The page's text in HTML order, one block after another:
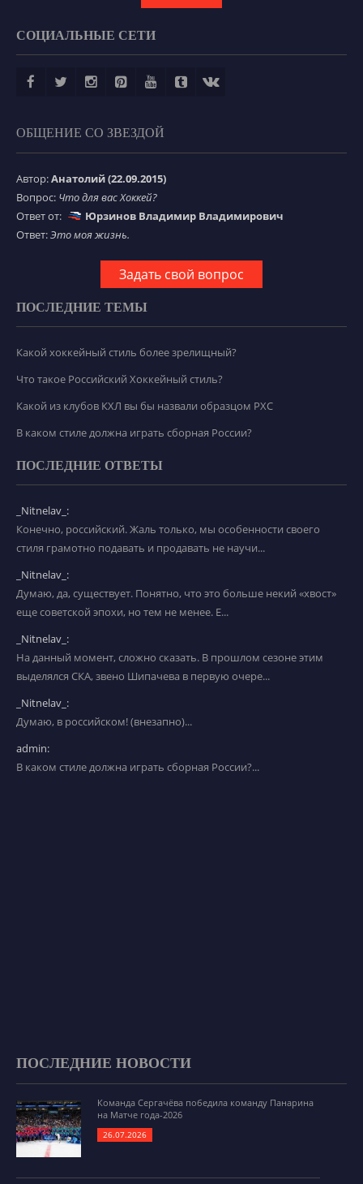
СОЦИАЛЬНЫЕ СЕТИ
ОБЩЕНИЕ СО ЗВЕЗДОЙ
Автор:Анатолий (22.09.2015)
Вопрос: Что для вас Хоккей?
Ответ от:
Юрзинов Владимир Владимирович
Ответ:Это моя жизнь.
Задать свой вопрос
ПОСЛЕДНИЕ ТЕМЫ
Какой хоккейный стиль более зрелищный?
Что такое Российский Хоккейный стиль?
Какой из клубов КХЛ вы бы назвали образцом РХС
В каком стиле должна играть сборная России?
ПОСЛЕДНИЕ ОТВЕТЫ
_Nitnelav_:
Конечно, российский. Жаль только, мы особенности своего
стиля грамотно подавать и продавать не научи...
_Nitnelav_:
Думаю, да, существует. Понятно, что это больше некий «хвост»
еще советской эпохи, но тем не менее. Е...
_Nitnelav_:
На данный момент, сложно сказать. В прошлом сезоне этим
выделялся СКА, звено Шипачева в первую очере...
_Nitnelav_:
Думаю, в российском! (внезапно)...
admin:
В каком стиле должна играть сборная России?...
ПОСЛЕДНИЕ НОВОСТИ
Команда Сергачёва победила команду Панарина
на Матче года-2026
26.07.2026